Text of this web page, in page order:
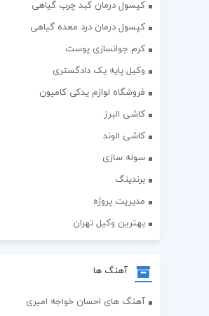
کپسول درمان کبد چرب گیاهی
کپسول درمان درد معده گیاهی
کرم جوانسازی پوست
وکیل پایه یک دادگستری
فروشگاه لوازم یدکی کامیون
کاشی البرز
کاشی الوند
سوله سازی
برندینگ
مدیریت پروژه
بهترین وکیل تهران
آهنگ ها
آهنگ های احسان خواجه امیری